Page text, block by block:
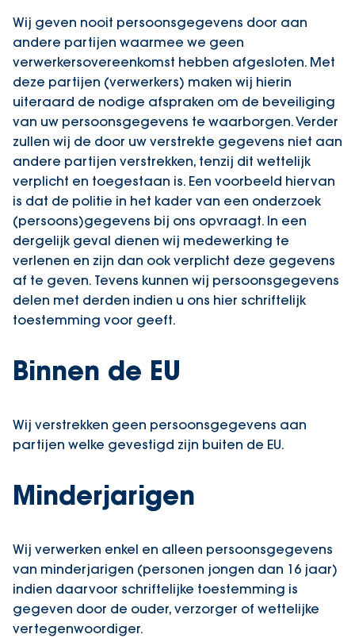
Wij geven nooit persoonsgegevens door aan
andere partijen waarmee we geen
verwerkersovereenkomst hebben afgesloten. Met
deze partijen (verwerkers) maken wij hierin
uiteraard de nodige afspraken om de beveiliging
van uw persoonsgegevens te waarborgen. Verder
zullen wij de door uw verstrekte gegevens niet aan
andere partijen verstrekken, tenzij dit wettelijk
verplicht en toegestaan is. Een voorbeeld hiervan
is dat de politie in het kader van een onderzoek
(persoons)gegevens bij ons opvraagt. In een
dergelijk geval dienen wij medewerking te
verlenen en zijn dan ook verplicht deze gegevens
af te geven. Tevens kunnen wij persoonsgegevens
delen met derden indien u ons hier schriftelijk
toestemming voor geeft.
Binnen de EU
Wij verstrekken geen persoonsgegevens aan
partijen welke gevestigd zijn buiten de EU.
Minderjarigen
Wij verwerken enkel en alleen persoonsgegevens
van minderjarigen (personen jongen dan 16 jaar)
indien daarvoor schriftelijke toestemming is
gegeven door de ouder, verzorger of wettelijke
vertegenwoordiger.